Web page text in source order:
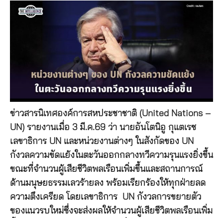
ข่าวสารนิเทศองค์การสหประชาชาติ (United Nations –
UN) รายงานเมื่อ 3 มี.ค.69 ว่า นายอันโตนิอู กุแตเรซ
เลขาธิการ UN และหน่วยงานต่างๆ ในสังกัดของ UN
กังวลความขัดแย้งในตะวันออกกลางทวีความรุนแรงยิ่งขึ้น
ขณะที่จำนวนผู้เสียชีวิตพลเรือนเพิ่มขึ้นและสถานการณ์
ด้านมนุษยธรรมเลวร้ายลง พร้อมเรียกร้องให้ทุกฝ่ายลด
ความตึงเครียด โดยเลขาธิการ UN กังวลการขยายตัว
ของแนวรบใหม่ซึ่งจะส่งผลให้จำนวนผู้เสียชีวิตพลเรือนเพิ่ม